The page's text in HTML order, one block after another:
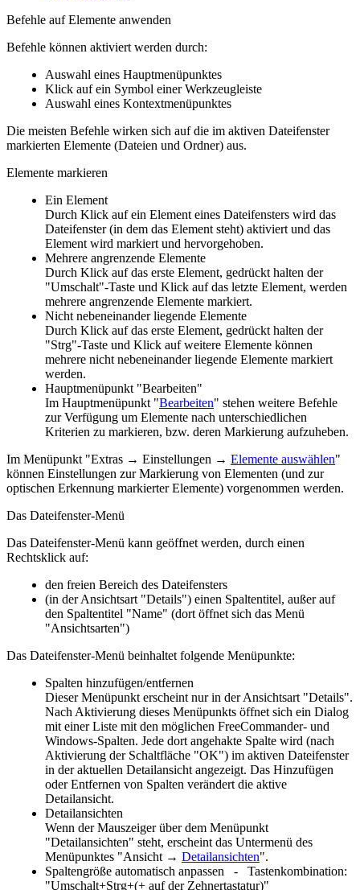
Befehle auf Elemente anwenden
Befehle können aktiviert werden durch:
Auswahl eines Hauptmenüpunktes
Klick auf ein Symbol einer Werkzeugleiste
Auswahl eines Kontextmenüpunktes
Die meisten Befehle wirken sich auf die im aktiven Dateifenster
markierten Elemente (Dateien und Ordner) aus.
Elemente markieren
Ein Element
Durch Klick auf ein Element eines Dateifensters wird das
Dateifenster (in dem das Element steht) aktiviert und das
Element wird markiert und hervorgehoben.
Mehrere angrenzende Elemente
Durch Klick auf das erste Element, gedrückt halten der
"Umschalt"-Taste und Klick auf das letzte Element, werden
mehrere angrenzende Elemente markiert.
Nicht nebeneinander liegende Elemente
Durch Klick auf das erste Element, gedrückt halten der
"Strg"-Taste und Klick auf weitere Elemente können
mehrere nicht nebeneinander liegende Elemente markiert
werden.
Hauptmenüpunkt "Bearbeiten"
Im Hauptmenüpunkt "Bearbeiten" stehen weitere Befehle
zur Verfügung um Elemente nach unterschiedlichen
Kriterien zu markieren, bzw. deren Markierung aufzuheben.
Im Menüpunkt "Extras → Einstellungen → Elemente auswählen"
können Einstellungen zur Markierung von Elementen (und zur
optischen Erkennung markierter Elemente) vorgenommen werden.
Das Dateifenster-Menü
Das Dateifenster-Menü kann geöffnet werden, durch einen
Rechtsklick auf:
den freien Bereich des Dateifensters
(in der Ansichtsart "Details") einen Spaltentitel, außer auf
den Spaltentitel "Name" (dort öffnet sich das Menü
"Ansichtsarten")
Das Dateifenster-Menü beinhaltet folgende Menüpunkte:
Spalten hinzufügen/entfernen
Dieser Menüpunkt erscheint nur in der Ansichtsart "Details".
Nach Aktivierung dieses Menüpunkts öffnet sich ein Dialog
mit einer Liste mit den möglichen FreeCommander- und
Windows-Spalten. Jede dort angehakte Spalte wird (nach
Aktivierung der Schaltfläche "OK") im aktiven Dateifenster
in der aktuellen Detailansicht angezeigt. Das Hinzufügen
oder Entfernen von Spalten verändert die aktive
Detailansicht.
Detailansichten
Wenn der Mauszeiger über dem Menüpunkt
"Detailansichten" steht, erscheint das Untermenü des
Menüpunktes "Ansicht → Detailansichten".
Spaltengröße automatisch anpassen - Tastenkombination:
"Umschalt+Strg+(+ auf der Zehnertastatur)"